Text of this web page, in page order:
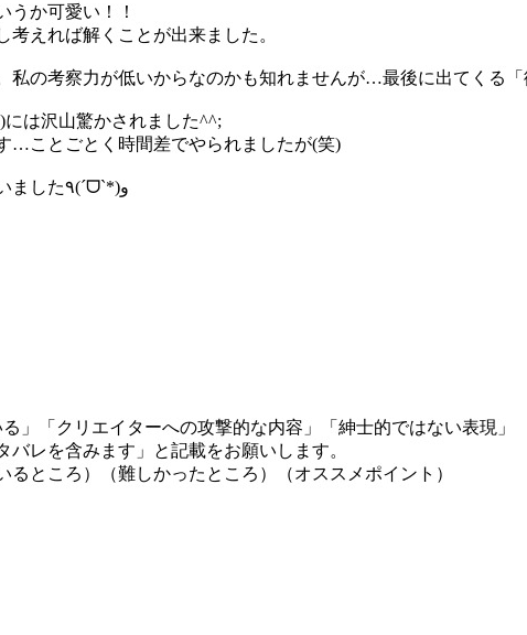
か可愛い！！
えれば解くことが出来ました。
の考察力が低いからなのかも知れませんが…最後に出てくる「
は沢山驚かされました^^;
…ことごとく時間差でやられましたが(笑)
楽しいゲームをプレイさせていただき、ありがとうございました٩(ˊᗜˋ*)و
」「クリエイターへの攻撃的な内容」「紳士的ではない表現」
レを含みます」と記載をお願いします。
ところ）（難しかったところ）（オススメポイント）